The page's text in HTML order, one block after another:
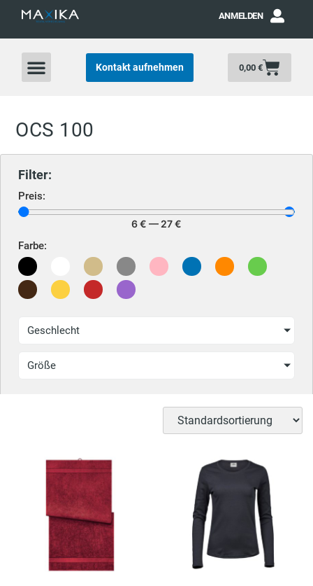
ANMELDEN
Kontakt aufnehmen 0,00 €
OCS 100
Filter:
Preis:
6€ — 27€
Farbe:
Geschlecht
Größe